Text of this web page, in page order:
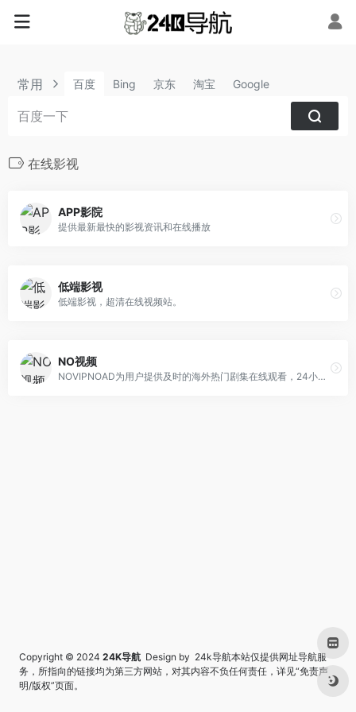
常用 百度 Bing 京东 淘宝 Google
在线影视
APP影院
提供最新最快的影视资讯和在线播放
低端影视
低端影视，超清在线视频站。
NO视频
NOVIPNOAD为用户提供及时的海外热门剧集在线观看，24小时多平台同步，友好无广告，致力于最轻松的追剧体验。
Copyright © 2024 24K导航 Design by 24k导航本站仅提供网址导航服
务，所指向的链接均为第三方网站，对其内容不负任何责任，详见“免责声
明/版权”页面。